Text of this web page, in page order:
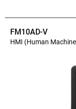
FM10AD-V
HMI (Human